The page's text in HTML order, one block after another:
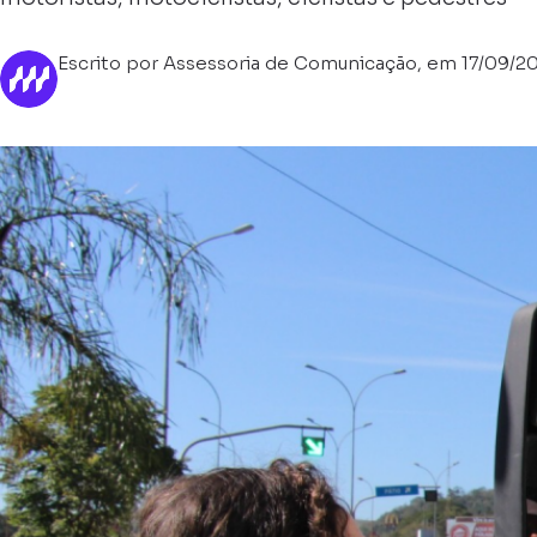
Escrito por Assessoria de Comunicação, em 17/09/